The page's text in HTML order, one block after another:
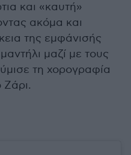
και «καυτή»
ακόμα και
της εμφάνισής
μαζί με τους
τη χορογραφία
Ζάρι.